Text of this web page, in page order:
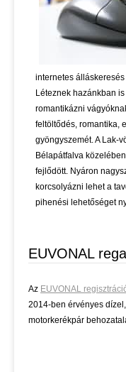
internetes
Léteznek hazánkban
romantikázni
feltöltődés, romantika,
gyöngyszemét. A Lak-
Bélapátfalva
fejlődött. Nyáron
korcsolyázni lehet a
pihenési lehetőséget
EUVONAL
Az EUVONAL
2014-ben érvényes
motorkerékpár